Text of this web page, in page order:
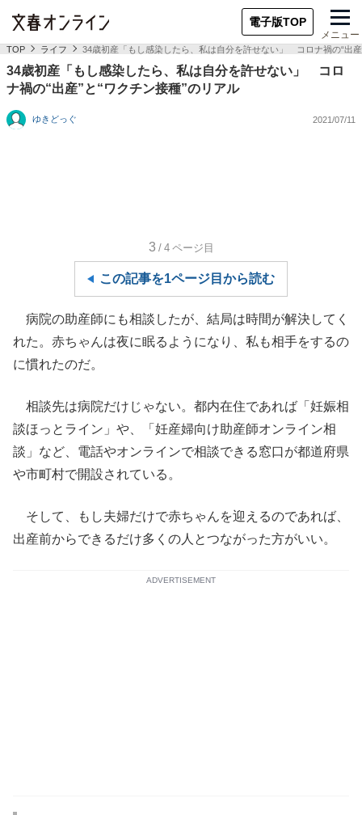
電子版TOP
メニュー
TOP ライフ 34歳初産「もし感染したら、私は自分を許せない」 コロナ禍の“出産
34歳初産「もし感染したら、私は自分を許せない」 コロ
ナ禍の“出産”と“ワクチン接種”のリアル
ゆきどっぐ 2021/07/11
3 /4 ページ目
この記事を1ページ目から読む
病院の助産師にも相談したが、結局は時間が解決してく
れた。赤ちゃんは夜に眠るようになり、私も相手をするの
に慣れたのだ。
相談先は病院だけじゃない。都内在住であれば「妊娠相
談ほっとライン」や、「妊産婦向け助産師オンライン相
談」など、電話やオンラインで相談できる窓口が都道府県
や市町村で開設されている。
そして、もし夫婦だけで赤ちゃんを迎えるのであれば、
出産前からできるだけ多くの人とつながった方がいい。
ADVERTISEMENT